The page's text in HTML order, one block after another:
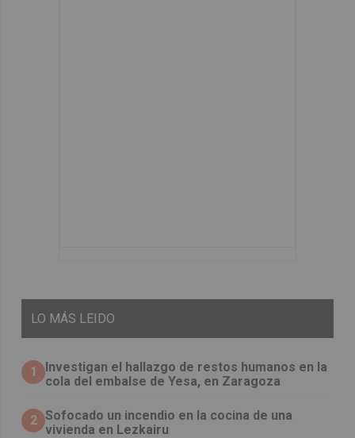
LO MÁS LEIDO
1
Investigan el hallazgo de restos humanos en la
cola del embalse de Yesa, en Zaragoza
2 Sofocado un incendio en la cocina de una
vivienda en Lezkairu